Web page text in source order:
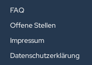
FAQ
Offene Stellen
Impressum
Datenschutzerklärung